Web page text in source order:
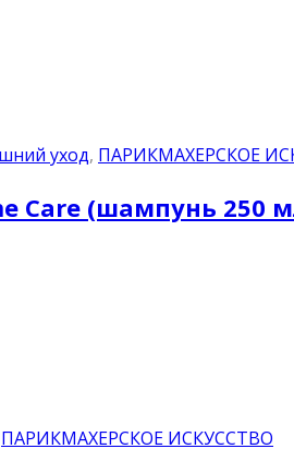
уход, ПАРИКМАХЕРСКОЕ
Care (шампунь 250
ПАРИКМАХЕРСКОЕ ИСКУССТВО